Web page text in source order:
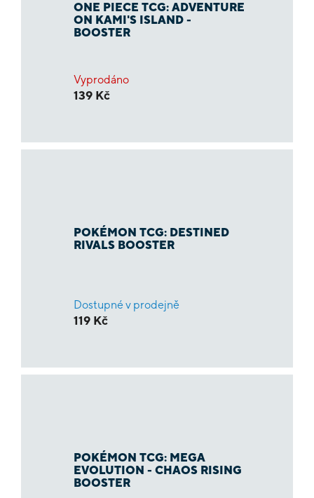
ONE PIECE TCG: ADVENTURE
ON KAMI'S ISLAND -
BOOSTER
Vyprodáno
139 Kč
POKÉMON TCG: DESTINED
RIVALS BOOSTER
Dostupné v prodejně
119 Kč
POKÉMON TCG: MEGA
EVOLUTION - CHAOS RISING
BOOSTER